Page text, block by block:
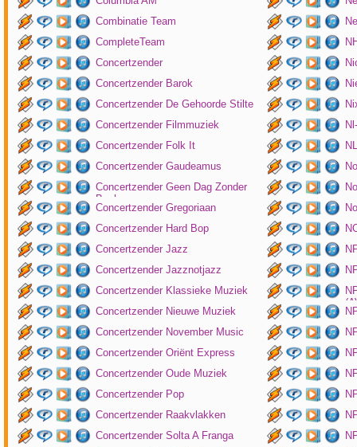
Combinatie Team
CompleteTeam
Concertzender
Concertzender Barok
Concertzender De Gehoorde Stilte
Concertzender Filmmuziek
Concertzender Folk It
Concertzender Gaudeamus
Concertzender Geen Dag Zonder
Bach
Concertzender Gregoriaan
Concertzender Hard Bop
Concertzender Jazz
Concertzender Jazznotjazz
Concertzender Klassieke Muziek
Concertzender Nieuwe Muziek
Concertzender November Music
Concertzender Oriënt Express
Concertzender Oude Muziek
Concertzender Pop
Concertzender Raakvlakken
Concertzender Solta A Franga